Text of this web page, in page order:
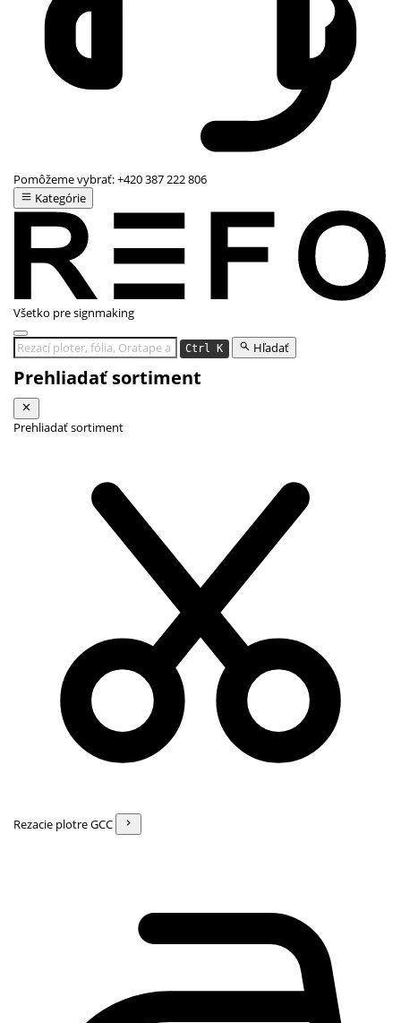
Pomôžeme vybrať:+420 387 222 806
Kategórie
Všetko pre signmaking
Ctrl K Hľadať
Prehliadať sortiment
Prehliadať sortiment
Rezacie plotre GCC